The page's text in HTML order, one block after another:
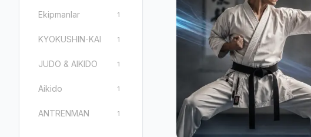
Ekipmanlar 1
KYOKUSHIN-KAI 1
JUDO & AIKIDO 1
Aikido 1
ANTRENMAN 1